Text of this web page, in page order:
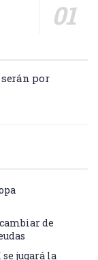
por
de
jugará la